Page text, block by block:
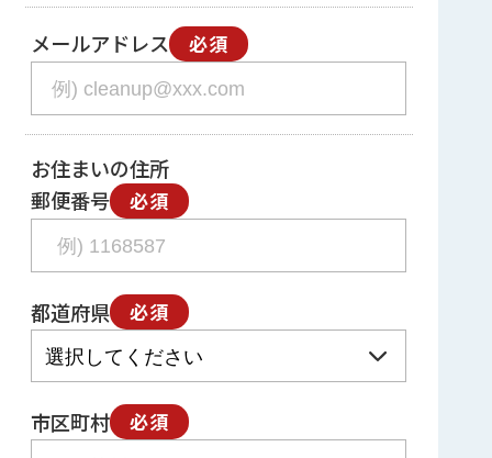
メールアドレス 必須
お住まいの住所
郵便番号
必須
都道府県 必須
市区町村 必須